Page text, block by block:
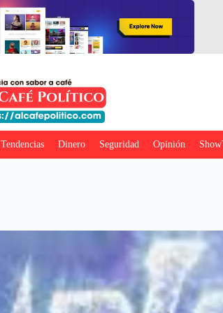
Tendencias Dinero Seguridad Opinión